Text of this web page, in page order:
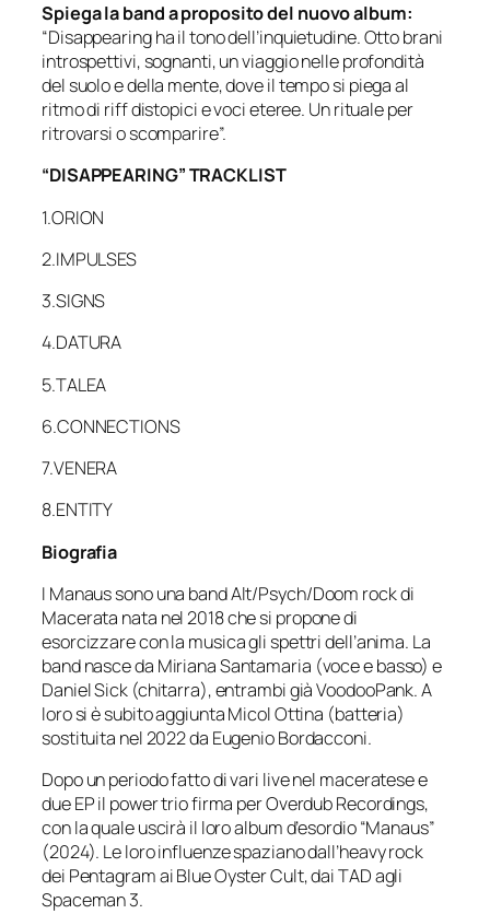
Spiega la band a proposito del nuovo album:
“Disappearing ha il tono dell’inquietudine. Otto brani
introspettivi, sognanti, un viaggio nelle profondità
del suolo e della mente, dove il tempo si piega al
ritmo di riff distopici e voci eteree. Un rituale per
ritrovarsi o scomparire”.
“DISAPPEARING” TRACKLIST
1.ORION
2.IMPULSES
3.SIGNS
4.DATURA
5.TALEA
6.CONNECTIONS
7.VENERA
8.ENTITY
Biografia
I Manaus sono una band Alt/Psych/Doom rock di
Macerata nata nel 2018 che si propone di
esorcizzare con la musica gli spettri dell’anima. La
band nasce da Miriana Santamaria (voce e basso) e
Daniel Sick (chitarra), entrambi già VoodooPank. A
loro si è subito aggiunta Micol Ottina (batteria)
sostituita nel 2022 da Eugenio Bordacconi.
Dopo un periodo fatto di vari live nel maceratese e
due EP il power trio firma per Overdub Recordings,
con la quale uscirà il loro album d’esordio “Manaus”
(2024). Le loro influenze spaziano dall’heavy rock
dei Pentagram ai Blue Oyster Cult, dai TAD agli
Spaceman 3.